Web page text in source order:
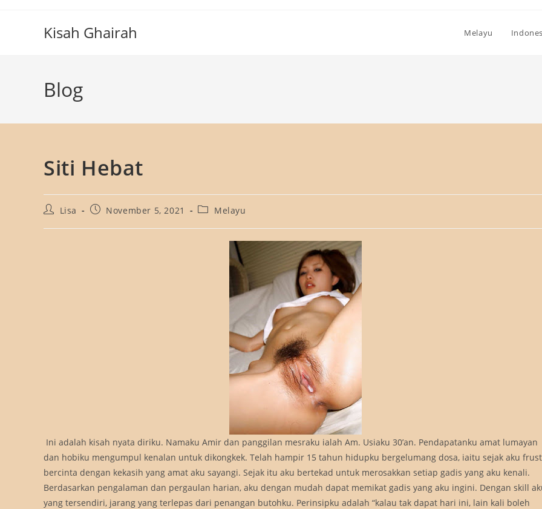
Kisah Ghairah Melayu
Blog
Siti Hebat
PostLisa
PostNovember 5, 2021
PostMelayu
Ini adalah kisah nyata diriku. Namaku Amir dan panggilan mesraku ialah Am. Usiaku 30’an. Pendapatanku amat lumayan
dan hobiku mengumpul kenalan untuk dikongkek. Telah hampir 15 tahun hidupku bergelumang dosa, iaitu sejak aku frust
bercinta dengan kekasih yang amat aku sayangi. Sejak itu aku bertekad untuk merosakkan setiap gadis yang aku kenali.
Berdasarkan pengalaman dan pergaulan harian, aku dengan mudah dapat memikat gadis yang aku ingini. Dengan skill
yang tersendiri, jarang yang terlepas dari penangan butohku. Perinsipku adalah “kalau tak dapat hari ini, lain kali boleh